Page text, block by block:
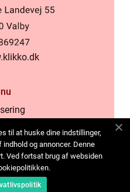
oss
til at huske dine indstillinger,
og annoncer. Denne
Ved fortsat brug af websiden